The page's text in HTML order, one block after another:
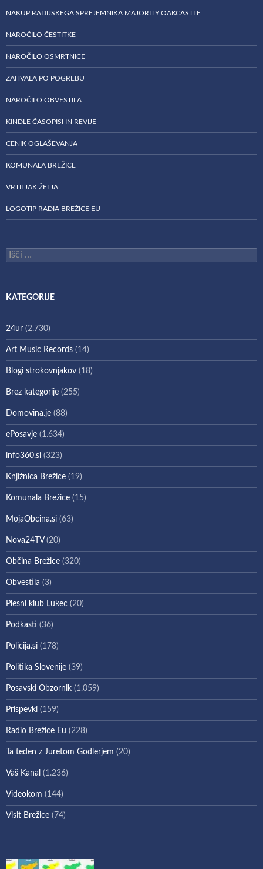
NAKUP RADIJSKEGA SPREJEMNIKA MAJORITY OAKCASTLE
NAROČILO ČESTITKE
NAROČILO OSMRTNICE
ZAHVALA PO POGREBU
NAROČILO OBVESTILA
KINDLE ČASOPISI IN REVIJE
CENIK OGLAŠEVANJA
KOMUNALA BREŽICE
VRTILJAK ŽELJA
LOGOTIP RADIA BREŽICE EU
Išči:
KATEGORIJE
24ur (2.730)
Art Music Records (14)
Blogi strokovnjakov (18)
Brez kategorije (255)
Domovina.je (88)
ePosavje (1.634)
info360.si (323)
Knjižnica Brežice (19)
Komunala Brežice (15)
MojaObcina.si (63)
Nova24TV(20)
Občina Brežice (320)
Obvestila (3)
Plesni klub Lukec (20)
Podkasti (36)
Policija.si (178)
Politika Slovenije (39)
Posavski Obzornik (1.059)
Prispevki (159)
Radio Brežice Eu (228)
Ta teden z Juretom Godlerjem (20)
Vaš Kanal (1.236)
Videokom (144)
Visit Brežice (74)